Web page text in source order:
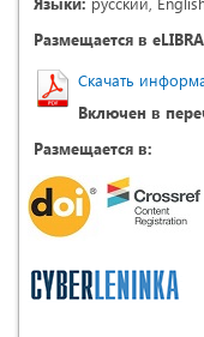
Размещается в
Скачать
Включен в
Размещается в: